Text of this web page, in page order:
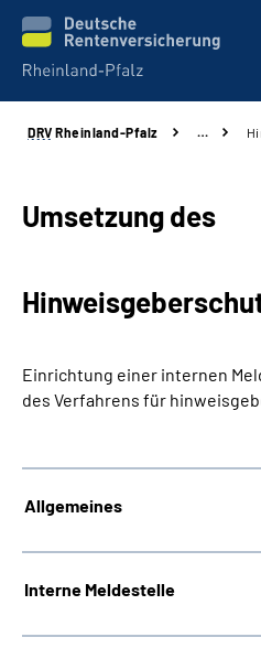
Unsere Leistungen
Beratung
Presse
Inhalte in Gebärdensprache
DRV Rheinland-Pfalz …
Umsetzung des
Einrichtung einer internen
des Verfahrens für
Allgemeines
Interne Meldestelle